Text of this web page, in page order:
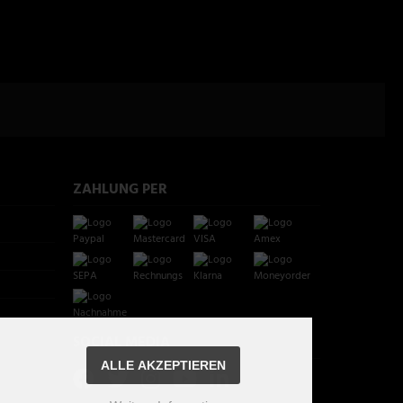
ZAHLUNG PER
SOCIAL MEDIA
ALLE AKZEPTIEREN